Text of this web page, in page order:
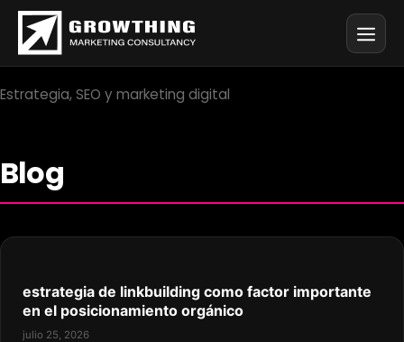
Saltar
contenido
estrategia de linkbuilding como factor importante
en el posicionamiento orgánico
julio 25, 2026